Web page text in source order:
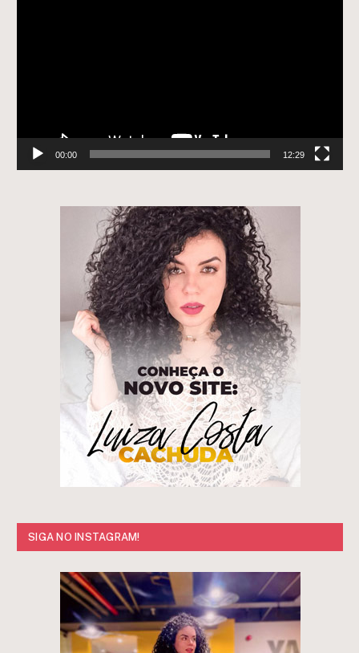
00:00 12:29
SIGA NO INSTAGRAM!